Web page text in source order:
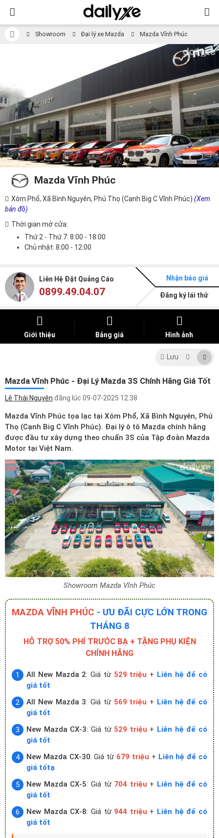
Showroom Đại lý xe Mazda Mazda Vĩnh Phúc
Mazda Vĩnh Phúc
Xóm Phổ, Xã Bình Nguyên, Phú Thọ (Cạnh Big C Vĩnh Phúc) (Xem
bản đồ)
Thời gian mở cửa:
Thứ 2 - Thứ 7: 8:00 - 18:00
Chủ nhật: 8:00 - 12:00
Liên Hệ Đặt Quảng Cáo
0899.49.04.07
Nhận báo giá
Đăng ký lái thử
Giới thiệu Bảng giá Hình ảnh
Lưu
Mazda Vĩnh Phúc - Đại Lý Mazda 3S Chính Hãng Giá Tốt
Lê Thái Nguyên đăng lúc 09-07-2025 12:38
Mazda Vĩnh Phúc tọa lạc tại Xóm Phổ, Xã Bình Nguyên, Phú
Thọ (Cạnh Big C Vĩnh Phúc). Đại lý ô tô Mazda chính hãng
được đầu tư xây dựng theo chuẩn 3S của Tập đoàn Mazda
Motor tại Việt Nam.
Showroom Mazda Vĩnh Phúc
MAZDA VĨNH PHÚC - ƯU ĐÃI CỰC LỚN TRONG
THÁNG 8
HỖ TRỢ 50% PHÍ TRƯỚC BẠ + TẶNG PHỤ KIỆN
CHÍNH HÃNG
All New Mazda 2: Giá từ 529 triệu + Liên hệ để có
giá tốt
All New Mazda 3: Giá từ 569 triệu + Liên hệ để có
giá tốt
New Mazda CX-3: Giá từ 529 triệu + Liên hệ để có
giá tốt
New Mazda CX-30: Giá từ 679 triệu + Liên hệ để có
giá tốtạ
New Mazda CX-5: Giá từ 704 triệu + Liên hệ để có
giá tốt
New Mazda CX-8: Giá từ 944 triệu + Liên hệ để có
giá tốt